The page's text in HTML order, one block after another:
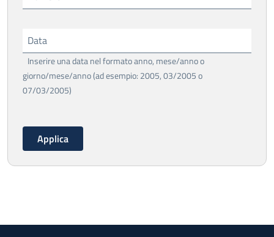
Data
Inserire una data nel formato anno, mese/anno o
giorno/mese/anno (ad esempio: 2005, 03/2005 o
07/03/2005)